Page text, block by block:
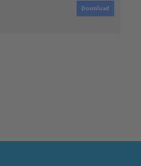
Download